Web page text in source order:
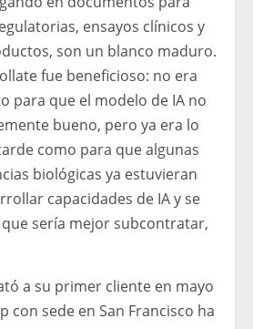
ensayos clínicos y
son un blanco maduro.
fue beneficioso: no era
para que el modelo de IA no
bueno, pero ya era lo
como para que algunas
biológicas ya estuvieran
capacidades de IA y se
sería mejor subcontratar,
a su primer cliente en mayo
con sede en San Francisco ha